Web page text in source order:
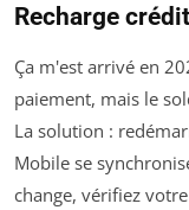
Recharge
Ça m'est arrivé en
paiement, mais le
La solution :
Mobile se
change, vérifiez